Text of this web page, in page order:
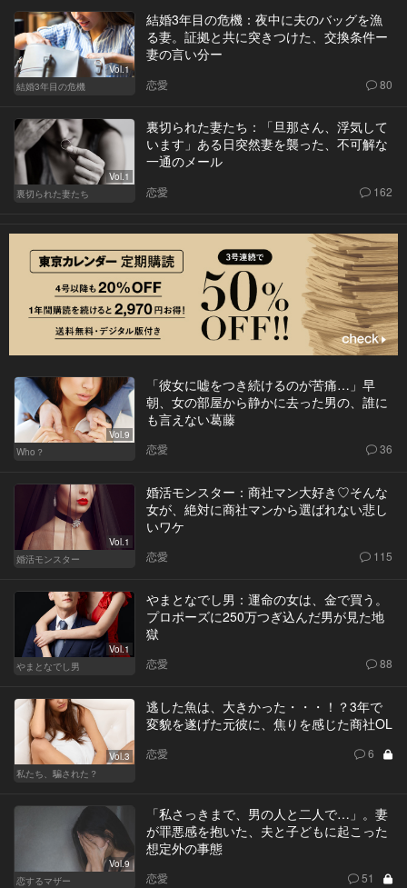
Vol.1
結婚3年目の危機
結婚3年目の危機：夜中に夫のバッグを漁
る妻。証拠と共に突きつけた、交換条件ー
妻の言い分ー
恋愛 80
Vol.1
裏切られた妻たち
裏切られた妻たち：「旦那さん、浮気して
います」ある日突然妻を襲った、不可解な
一通のメール
恋愛 162
Vol.9
Who？
「彼女に嘘をつき続けるのが苦痛…」早
朝、女の部屋から静かに去った男の、誰に
も言えない葛藤
恋愛 36
Vol.1
婚活モンスター
婚活モンスター：商社マン大好き♡そんな
女が、絶対に商社マンから選ばれない悲し
いワケ
恋愛 115
Vol.1
やまとなでし男
やまとなでし男：運命の女は、金で買う。
プロポーズに250万つぎ込んだ男が見た地
獄
恋愛 88
Vol.3
私たち、騙された？
逃した魚は、大きかった・・・！？3年で
変貌を遂げた元彼に、焦りを感じた商社OL
恋愛 6
Vol.9
恋するマザー
「私さっきまで、男の人と二人で…」。妻
が罪悪感を抱いた、夫と子どもに起こった
想定外の事態
恋愛 51